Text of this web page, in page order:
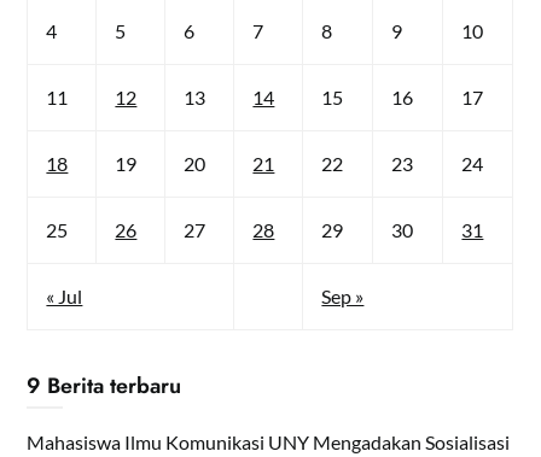
« Jul Sep »
4 5 6 7 8 9 10
11 12 13 14 15 16 17
18 19 20 21 22 23 24
25 26 27 28 29 30 31
9 Berita terbaru
Mahasiswa Ilmu Komunikasi UNY Mengadakan Sosialisasi